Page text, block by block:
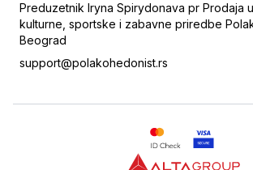
Preduzetnik Iryna Spirydonava pr Prodaja
kulturne, sportske i zabavne priredbe
Beograd
support@polakohedonist.rs